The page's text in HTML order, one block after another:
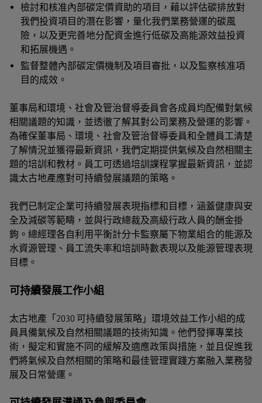
檢討和核准內部碳定價資助的項目，藉以評估碳排放對
我們投資項目的潛在影響，量化我們業務營運的碳風
險，以及更完善地分配資金進行低碳及高能源效益投資
和拓展機遇。
監督整體內部碳定價機制及項目審批，以及監察核准項
目的成效。
董事局和環境、社會及管治督導委員會各成員均配備對氣候
相關議題的知識，並透徹了解其對公司業務及營運的影響。
為確保董事局、環境、社會及管治督導委員和全體員工清楚
了解情況並獲得最新資訊，我們定期提供氣候及自然相關主
題的培訓和教材。員工可透過培訓課程掌握最新資訊，並認
識太古地產應對可持續發展議題的策略。
我們已制定企業可持續發展表現指標和目標，涵蓋健康與安
全及減碳等範疇，並與行政總裁及高級行政人員的酬金掛
鉤。總經理各自利用平衡計分卡監察屬下物業組合的能源及
水資源管理、員工流失率和培訓時數表現以及能源管理表現
目標。
可持續發展工作小組
太古地產「2030 可持續發展策略」環境效益工作小組的成
員具備氣候及自然相關議題的技術知識。他們發揮專業技
術，擬定和實施不同的緩解及適應政策與措施，並且促進我
們將氣候及自然相關的策略和最佳管理實踐方案融入業務發
展及日常營運。